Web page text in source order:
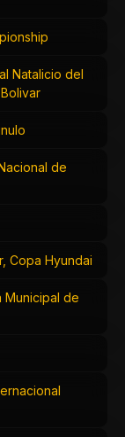
Natalicio del
de
Copa Hyundai
Municipal de